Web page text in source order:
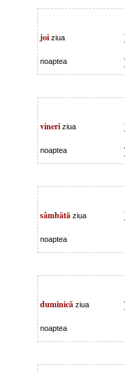
joi ziua
noaptea
vineri ziua
noaptea
sâmbătă ziua
noaptea
duminică ziua
noaptea